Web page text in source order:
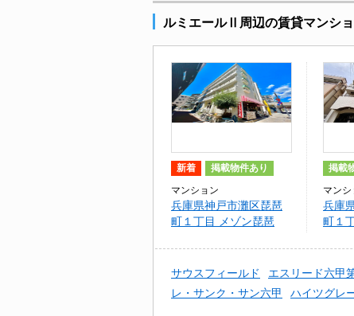
ルミエールⅡ周辺の賃貸マンシ
新着 掲載物件あり
マンション
兵庫県神戸市灘区琵琶
町１丁目 メゾン琵琶
掲載
マンシ
兵庫
町１
サウスフィールド エスリード六甲
レ・サンク・サン六甲
ハイツグレ